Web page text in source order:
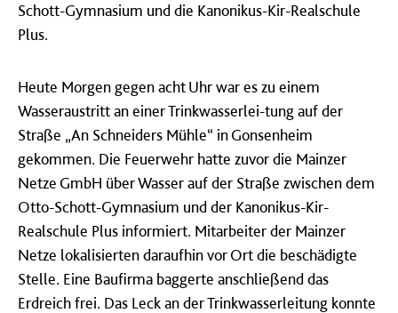
Schott-Gymnasium und die Kanonikus-Kir-Realschule
Plus.
Heute Morgen gegen acht Uhr war es zu einem
Wasseraustritt an einer Trinkwasserlei-tung auf der
Straße „An Schneiders Mühle“ in Gonsenheim
gekommen. Die Feuerwehr hatte zuvor die Mainzer
Netze GmbH über Wasser auf der Straße zwischen dem
Otto-Schott-Gymnasium und der Kanonikus-Kir-
Realschule Plus informiert. Mitarbeiter der Mainzer
Netze lokalisierten daraufhin vor Ort die beschädigte
Stelle. Eine Baufirma baggerte anschließend das
Erdreich frei. Das Leck an der Trinkwasserleitung konnte